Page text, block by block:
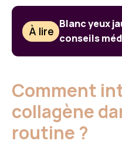
À lire
Blanc yeux
conseils
Comment
collagène
routine ?